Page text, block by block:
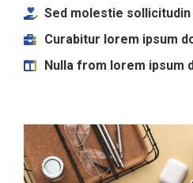
Sed molestie
Curabitur lorem ipsum
Nulla from lorem ipsum